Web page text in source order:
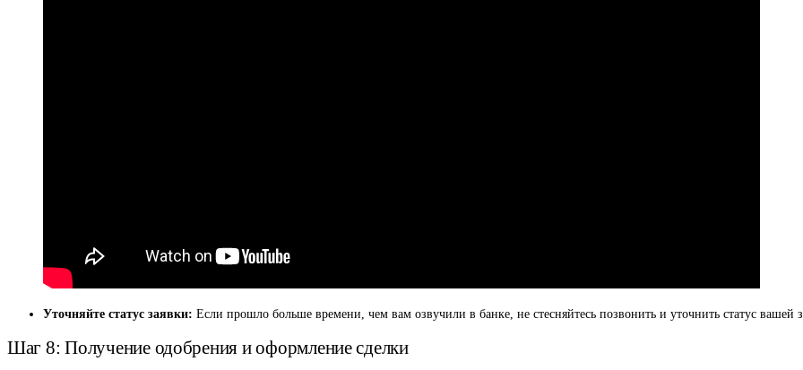
Уточняйте статус заявки: Если прошло больше времени, чем вам озвучили в банке, не стесняйтесь позвонить и уточнить статус вашей
Шаг 8: Получение одобрения и оформление сделки